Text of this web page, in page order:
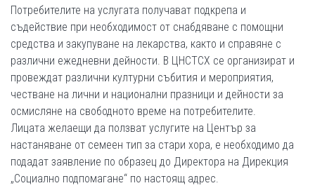
Потребителите на услугата получават подкрепа и
съдействие при необходимост от снабдяване с помощни
средства и закупуване на лекарства, както и справяне с
различни ежедневни дейности. В ЦНСТСХ се организират и
провеждат различни културни събития и мероприятия,
честване на лични и национални празници и дейности за
осмисляне на свободното време на потребителите.
Лицата желаещи да ползват услугите на Център за
настаняване от семеен тип за стари хора, е необходимо да
подадат заявление по образец до Директора на Дирекция
„Социално подпомагане“ по настоящ адрес.